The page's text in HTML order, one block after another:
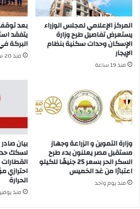
المركز الإعلامي لمجلس الوزراء
يستعرض تفاصيل طرح وزارة
الإسكان وحدات سكنية بنظام
الإيجار
منذ 19 ساعة
يتفقد
البركة
منذ 20 ساعة
وزارة التموين و الزراعة وجهاز
مستقبل مصر يعلنون بدء طرح
السكر الحر بسعر 25 جنيهًا للكيلو
اعتبارًا من غد الخميس
منذ يوم واحد
بيان
لسكك
احترازي
الحرارة
منذ